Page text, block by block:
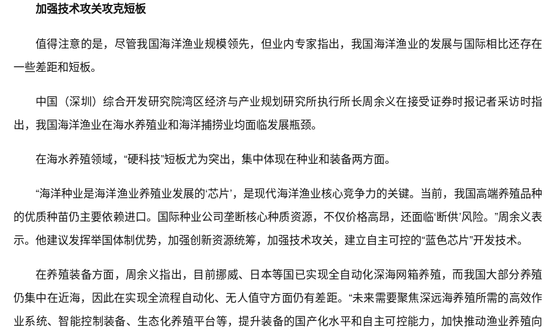
加强技术攻关攻克短板
值得注意的是，尽管我国海洋渔业规模领先，但业内专家指出，我国海洋渔业的发展与国际相比还存在
一些差距和短板。
中国（深圳）综合开发研究院湾区经济与产业规划研究所执行所长周余义在接受证券时报记者采访时指
出，我国海洋渔业在海水养殖业和海洋捕捞业均面临发展瓶颈。
在海水养殖领域，“硬科技”短板尤为突出，集中体现在种业和装备两方面。
“海洋种业是海洋渔业养殖业发展的‘芯片’，是现代海洋渔业核心竞争力的关键。当前，我国高端养殖品种
的优质种苗仍主要依赖进口。国际种业公司垄断核心种质资源，不仅价格高昂，还面临‘断供’风险。”周余义表
示。他建议发挥举国体制优势，加强创新资源统筹，加强技术攻关，建立自主可控的“蓝色芯片”开发技术。
在养殖装备方面，周余义指出，目前挪威、日本等国已实现全自动化深海网箱养殖，而我国大部分养殖
仍集中在近海，因此在实现全流程自动化、无人值守方面仍有差距。“未来需要聚焦深远海养殖所需的高效作
业系统、智能控制装备、生态化养殖平台等，提升装备的国产化水平和自主可控能力，加快推动渔业养殖向